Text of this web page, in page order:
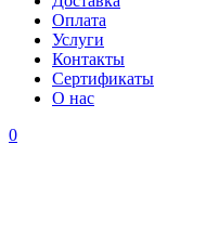
Оплата
Услуги
Контакты
Cертификаты
О нас
0